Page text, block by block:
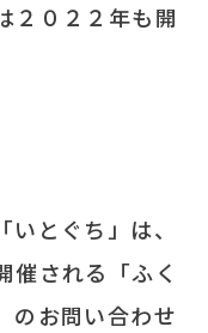
２０２２年も開
とぐち」は、
催される「ふく
のお問い合わせ